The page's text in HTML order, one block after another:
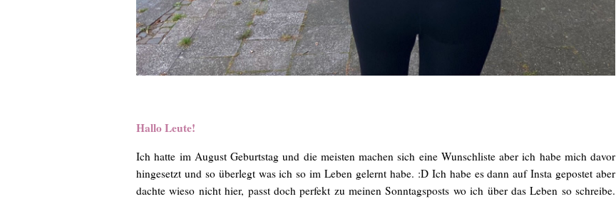
Hallo Leute!
Ich hatte im August Geburtstag und die meisten machen sich eine Wunschliste aber ich habe mich davor
hingesetzt und so überlegt was ich so im Leben gelernt habe. :D Ich habe es dann auf Insta gepostet aber
dachte wieso nicht hier, passt doch perfekt zu meinen Sonntagsposts wo ich über das Leben so schreibe.